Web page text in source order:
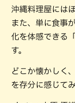
沖縄料理屋には
また、単に食事
化を体感できる
す。
どこか懐かしく
を存分に感じて